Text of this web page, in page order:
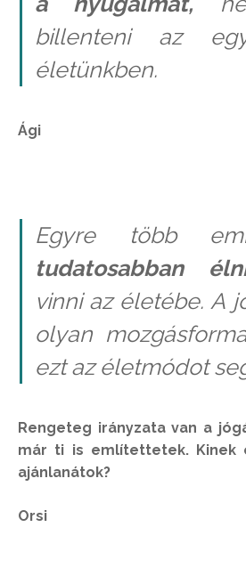
billenteni az
életünkben.
Ági
Egyre több
tudatosabban
vinni az életébe. A
olyan
ezt az életmódot
Rengeteg irányzata van a
már ti is említettetek. Kinek
ajánlanátok?
Orsi